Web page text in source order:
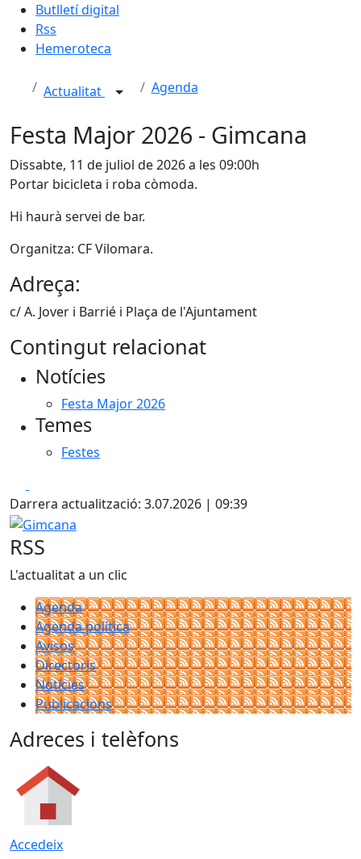
Butlletí digital
Rss
Hemeroteca
Actualitat Agenda
Festa Major 2026 - Gimcana
Dissabte, 11 de juliol de 2026 a les 09:00h
Portar bicicleta i roba còmoda.
Hi haurà servei de bar.
Organitza: CF Vilomara.
Adreça:
c/ A. Jover i Barrié i Plaça de l'Ajuntament
Contingut relacionat
Notícies
Festa Major 2026
Temes
Festes
Darrera actualització: 3.07.2026 | 09:39
Gimcana
RSS
L'actualitat a un clic
Agenda
Agenda política
Avisos
Directoris
Notícies
Publicacions
Adreces i telèfons
Accedeix